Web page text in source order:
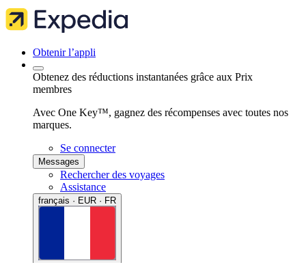
Obtenir l’appli
Obtenez des réductions instantanées grâce aux Prix
membres
Avec One Key™, gagnez des récompenses avec toutes nos
marques.
Se connecter
Messages
Rechercher des voyages
Assistance
français · EUR · FR